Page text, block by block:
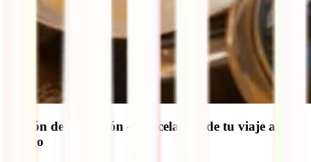
Opción de anulación – cancelación de tu viaje a
Congo